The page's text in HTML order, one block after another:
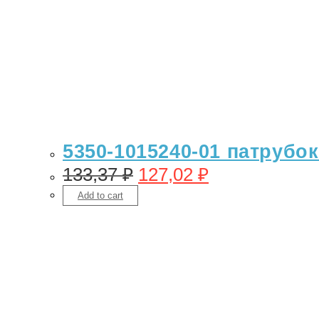
5350-1015240-01
133,37₽ 127,02 ₽
Add to cart